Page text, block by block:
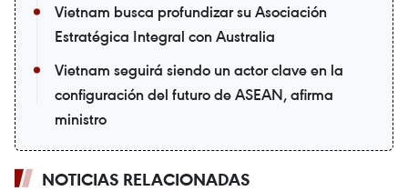
Vietnam busca profundizar su Asociación
Estratégica Integral con Australia
Vietnam seguirá siendo un actor clave en la
configuración del futuro de ASEAN, afirma
ministro
NOTICIAS RELACIONADAS